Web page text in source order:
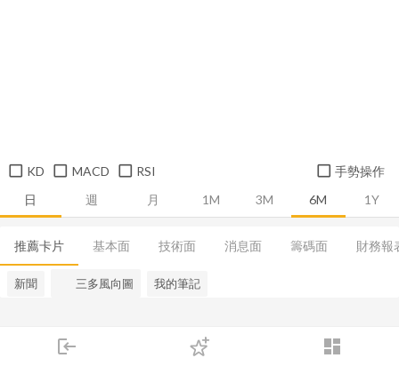
login dashboard
下單
日 週 月 1M 3M 6M 1Y
KD MACD RSI 手勢操作
推薦卡片 基本面 技術面 消息面 籌碼面 財務報
新聞 三多風向圖 我的筆記